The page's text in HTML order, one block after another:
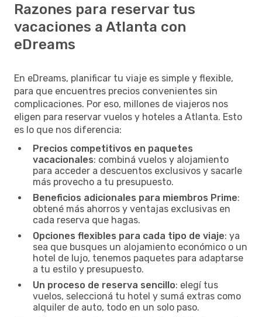
Razones para reservar tus
vacaciones a Atlanta con
eDreams
En eDreams, planificar tu viaje es simple y flexible,
para que encuentres precios convenientes sin
complicaciones. Por eso, millones de viajeros nos
eligen para reservar vuelos y hoteles a Atlanta. Esto
es lo que nos diferencia:
Precios competitivos en paquetes
vacacionales: combiná vuelos y alojamiento
para acceder a descuentos exclusivos y sacarle
más provecho a tu presupuesto.
Beneficios adicionales para miembros Prime:
obtené más ahorros y ventajas exclusivas en
cada reserva que hagas.
Opciones flexibles para cada tipo de viaje: ya
sea que busques un alojamiento económico o un
hotel de lujo, tenemos paquetes para adaptarse
a tu estilo y presupuesto.
Un proceso de reserva sencillo: elegí tus
vuelos, seleccioná tu hotel y sumá extras como
alquiler de auto, todo en un solo paso.